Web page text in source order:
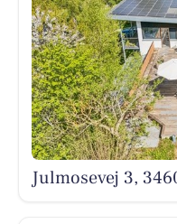
Julmosevej 3,